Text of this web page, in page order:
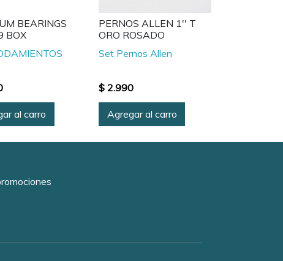
BEARINGS
BOX
al carro
PERNOS ALLEN 1'' T
ORO ROSADO
Set Pernos Allen
$ 2.990
Agregar al carro